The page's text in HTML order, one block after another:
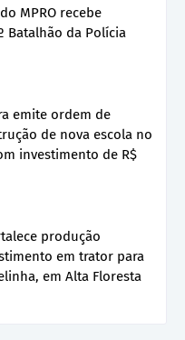
MPRO recebe
Batalhão da Polícia
emite ordem de
de nova escola no
investimento de R$
produção
em trator para
em Alta Floresta